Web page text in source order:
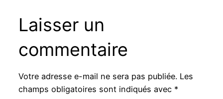
Laisser un
commentaire
Votre adresse e-mail ne sera pas publiée. Les
champs obligatoires sont indiqués avec *